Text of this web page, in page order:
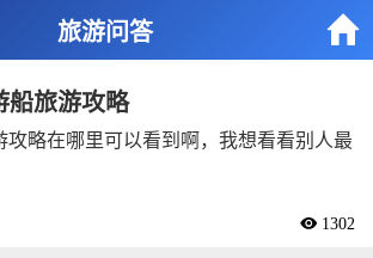
旅游问答 
船旅游攻略
攻略在哪里可以看到啊，我想看看别人最
 1302